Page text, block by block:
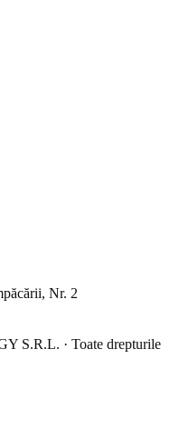
Nr. 2
S.R.L. · Toate drepturile